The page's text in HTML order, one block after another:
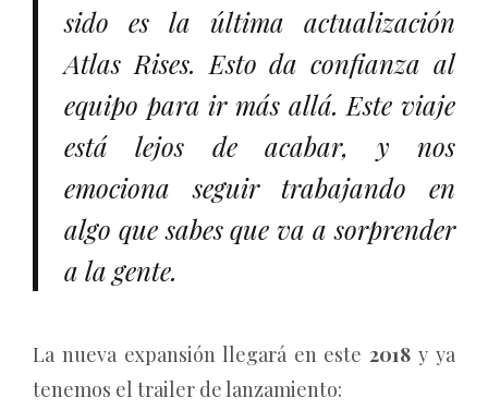
sido es la última actualización
Atlas Rises. Esto da confianza al
equipo para ir más allá. Este viaje
está lejos de acabar, y nos
emociona seguir trabajando en
algo que sabes que va a sorprender
a la gente.
La nueva expansión llegará en este2018 y ya
tenemos el trailer de lanzamiento: